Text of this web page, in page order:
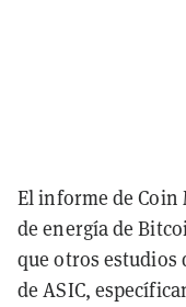
El informe de Coin
de energía de
que otros estudios
de ASIC,